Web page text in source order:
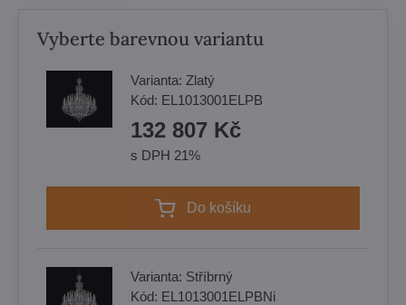
Vyberte barevnou variantu
Varianta: Zlatý
Kód: EL1013001ELPB
132 807 Kč
s DPH 21%
Do košíku
Varianta: Stříbrný
Kód: EL1013001ELPBNi